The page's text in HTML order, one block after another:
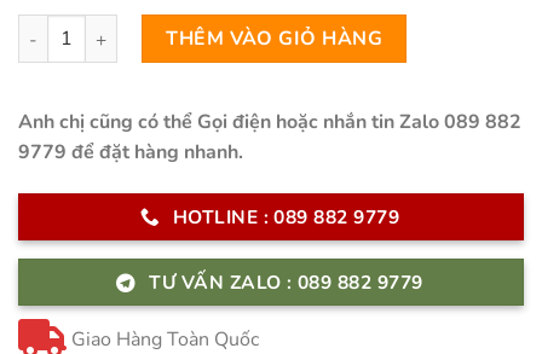
là:
28.000.000 ₫.
tại
là:
15.000.000 ₫.
Bàn Ăn Thông Minh Mở Rộng Hai Đầu - FELIX số lượng
THÊM VÀO GIỎ HÀNG
Anh chị cũng có thể Gọi điện hoặc nhắn tin Zalo 089 882
9779 để đặt hàng nhanh.
HOTLINE : 089 882 9779
TƯ VẤN ZALO : 089 882 9779
Giao Hàng Toàn Quốc